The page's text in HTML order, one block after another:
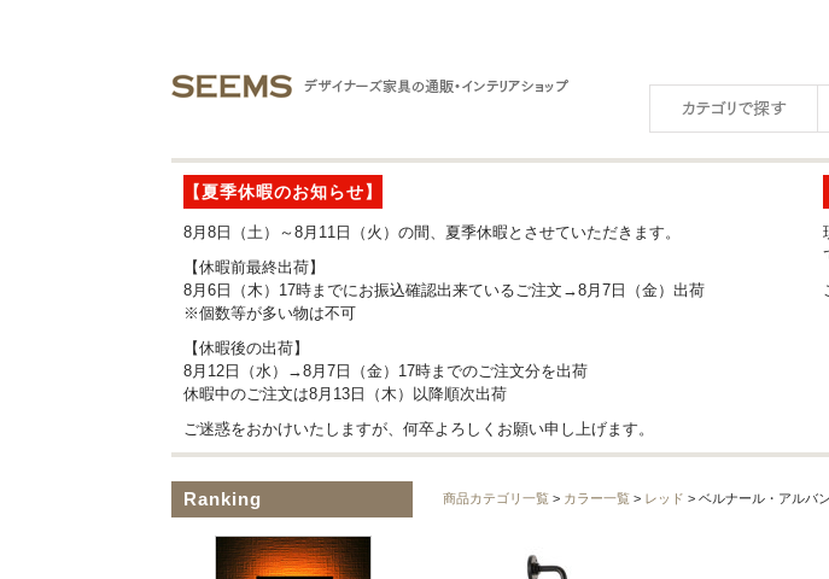
【夏季休暇のお知らせ】
8月8日（土）～8月11日（火）の間、夏季休暇とさせていただきます。
【休暇前最終出荷】
8月6日（木）17時までにお振込確認出来ているご注文→8月7日（金）出荷
※個数等が多い物は不可
【休暇後の出荷】
8月12日（水）→8月7日（金）17時までのご注文分を出荷
休暇中のご注文は8月13日（木）以降順次出荷
ご迷惑をおかけいたしますが、何卒よろしくお願い申し上げます。
Ranking 商品カテゴリ一覧 > カラー一覧 > レッド > ベルナール・アルバ